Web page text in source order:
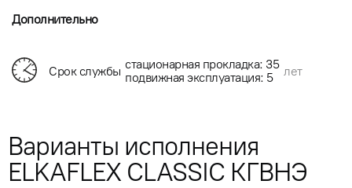
Дополнительно
Срок службы стационарная прокладка: 35
подвижная эксплуатация: 5
лет
Варианты исполнения
ELKAFLEX CLASSIC КГВНЭ